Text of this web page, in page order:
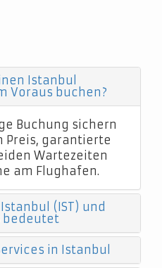
Istanbul
Voraus buchen?
Buchung sichern
Preis, garantierte
Wartezeiten
am Flughafen.
(IST) und
bedeutet
in Istanbul